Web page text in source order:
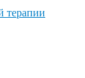
терапии